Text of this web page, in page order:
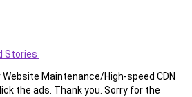
Stories
Maintenance/High-speed CDN
the ads. Thank you. Sorry for the